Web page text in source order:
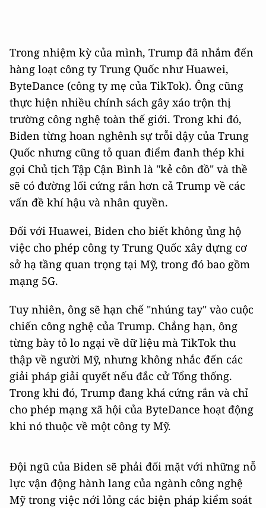
Trong nhiệm kỳ của mình, Trump đã nhắm đến
hàng loạt công ty Trung Quốc như Huawei,
ByteDance (công ty mẹ của TikTok). Ông cũng
thực hiện nhiều chính sách gây xáo trộn thị
trường công nghệ toàn thế giới. Trong khi đó,
Biden từng hoan nghênh sự trỗi dậy của Trung
Quốc nhưng cũng tỏ quan điểm đanh thép khi
gọi Chủ tịch Tập Cận Bình là "kẻ côn đồ" và thề
sẽ có đường lối cứng rắn hơn cả Trump về các
vấn đề khí hậu và nhân quyền.
Đối với Huawei, Biden cho biết không ủng hộ
việc cho phép công ty Trung Quốc xây dựng cơ
sở hạ tầng quan trọng tại Mỹ, trong đó bao gồm
mạng 5G.
Tuy nhiên, ông sẽ hạn chế "nhúng tay" vào cuộc
chiến công nghệ của Trump. Chẳng hạn, ông
từng bày tỏ lo ngại về dữ liệu mà TikTok thu
thập về người Mỹ, nhưng không nhắc đến các
giải pháp giải quyết nếu đắc cử Tổng thống.
Trong khi đó, Trump đang khá cứng rắn và chỉ
cho phép mạng xã hội của ByteDance hoạt động
khi nó thuộc về một công ty Mỹ.
Đội ngũ của Biden sẽ phải đối mặt với những nỗ
lực vận động hành lang của ngành công nghệ
Mỹ trong việc nới lỏng các biện pháp kiểm soát